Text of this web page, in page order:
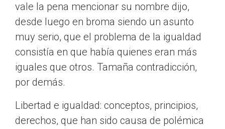
vale la pena mencionar su nombre dijo,
desde luego en broma siendo un asunto
muy serio, que el problema de la igualdad
consistía en que había quienes eran más
iguales que otros. Tamaña contradicción,
por demás.
Libertad e igualdad: conceptos, principios,
derechos, que han sido causa de polémica